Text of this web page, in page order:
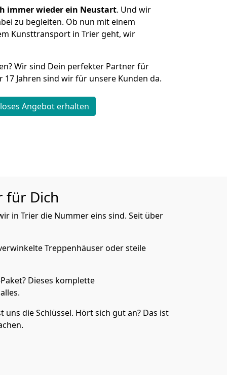
immer wieder ein Neustart. Und wir
zu begleiten. Ob nun mit einem
Kunsttransport in Trier geht, wir
Wir sind Dein perfekter Partner für
17 Jahren sind wir für unsere Kunden da.
Angebot erhalten
für Dich
in Trier die Nummer eins sind. Seit über
Treppenhäuser oder steile
Dieses komplette
die Schlüssel. Hört sich gut an? Das ist